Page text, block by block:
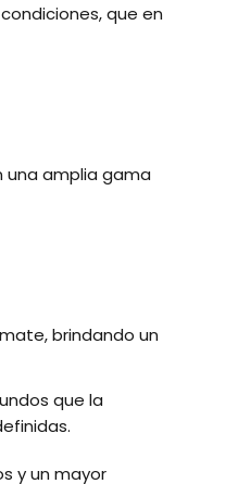
que en
una amplia gama
brindando un
que la
y un mayor